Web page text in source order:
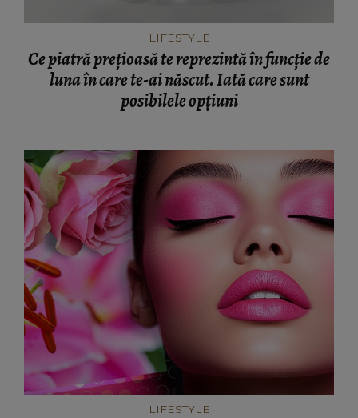
LIFESTYLE
Ce piatră prețioasă te reprezintă în funcție de
luna în care te-ai născut. Iată care sunt
posibilele opțiuni
LIFESTYLE